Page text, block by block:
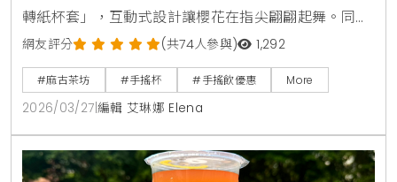
轉紙杯套」，互動式設計讓櫻花在指尖翩翩起舞。同步
祭出三月限時優惠，透過「麻古購」自取可享買5送1、
買10送2，滿額再贈20元優惠券，愛好粉紅氛圍與手搖
飲的消費者千萬別錯過。
網友評分 (共74人參與) 1,292
#麻古茶坊 #手搖杯 #手搖飲優惠 More
2026/03/27 編輯 艾琳娜 Elena